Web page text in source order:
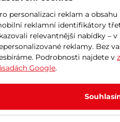
Coil 180 cmAKCE
Kč
personalizaci reklam a
reklamní identifikátory
relevantnější nabídky –
reklamy. Bez
Podrobnosti najdete v
Google.